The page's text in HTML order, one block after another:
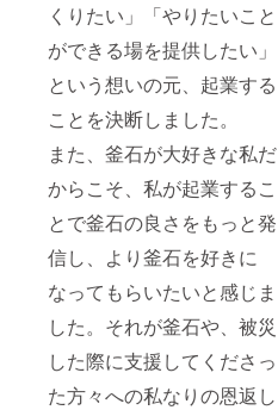
くりたい」「やりたいこと
ができる場を提供したい」
という想いの元、起業する
ことを決断しました。
また、釜石が大好きな私だ
からこそ、私が起業するこ
とで釜石の良さをもっと発
信し、より釜石を好きに
なってもらいたいと感じま
した。それが釜石や、被災
した際に支援してくださっ
た方々への私なりの恩返し